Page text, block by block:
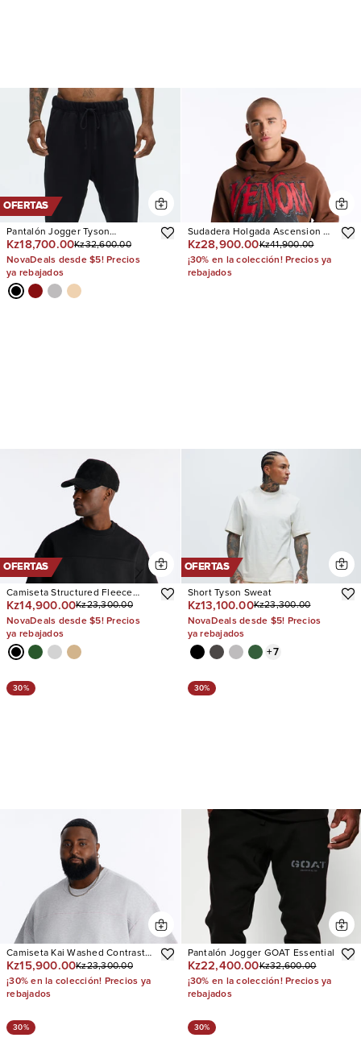
OFERTAS
Pantalón Jogger Tyson
Heavyweight Sweat
Kz18,700.00Kz32,600.00
NovaDeals desde $5! Precios
ya rebajados
Sudadera Holgada Ascension Of
Venom
Kz28,900.00Kz41,900.00
¡30% en la colección! Precios ya
rebajados
OFERTAS
Camiseta Structured Fleece
Paneled
Kz14,900.00Kz23,300.00
NovaDeals desde $5! Precios
ya rebajados
OFERTAS
Short Tyson Sweat
Kz13,100.00Kz23,300.00
NovaDeals desde $5! Precios
ya rebajados
+7
30%
Camiseta Kai Washed Contrast
Stitch Oversized Fleece
Kz15,900.00Kz23,300.00
¡30% en la colección! Precios ya
rebajados
30%
Pantalón Jogger GOAT Essential
Kz22,400.00Kz32,600.00
¡30% en la colección! Precios ya
rebajados
30% 30%